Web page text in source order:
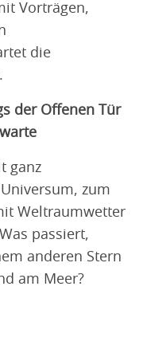
Vorträgen,
die
der Offenen Tür
ganz
zum
Weltraumwetter
passiert,
anderen Stern
am Meer?